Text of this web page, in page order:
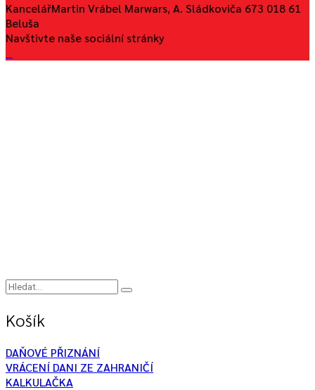
KancelářMartin Vrábel Marwars, A. Sládkoviča 673 018 61
Beluša
Navštivte naše sociální stránky
Košík
DAŇOVÉ PŘIZNÁNÍ
VRÁCENÍ DANI ZE ZAHRANIČÍ
KALKULAČKA